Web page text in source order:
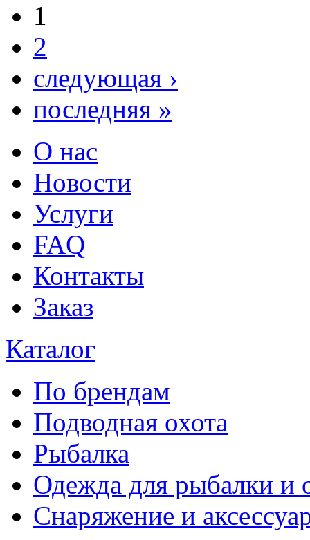
1
2
следующая ›
последняя »
О нас
Новости
Услуги
FAQ
Контакты
Заказ
Каталог
По брендам
Подводная охота
Рыбалка
Одежда для рыбалки и
Снаряжение и